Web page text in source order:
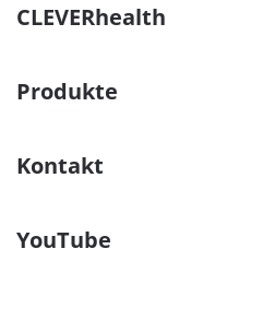
CLEVERhealth
Produkte
Kontakt
YouTube